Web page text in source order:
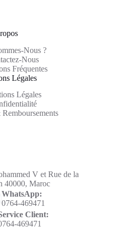
Nous ?
Nous
Fréquentes
Légales
Légales
V et Rue de la
40000, Maroc
WhatsApp:
0764-469471
Client:
469471